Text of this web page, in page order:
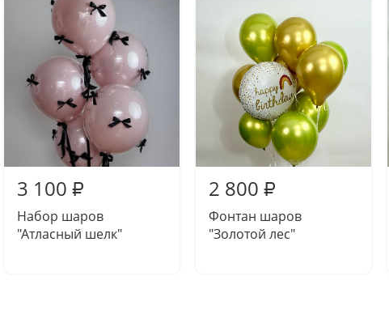
3 100 ₽
Набор шаров
"Атласный шелк"
2 800 ₽
Фонтан шаров
"Золотой лес"